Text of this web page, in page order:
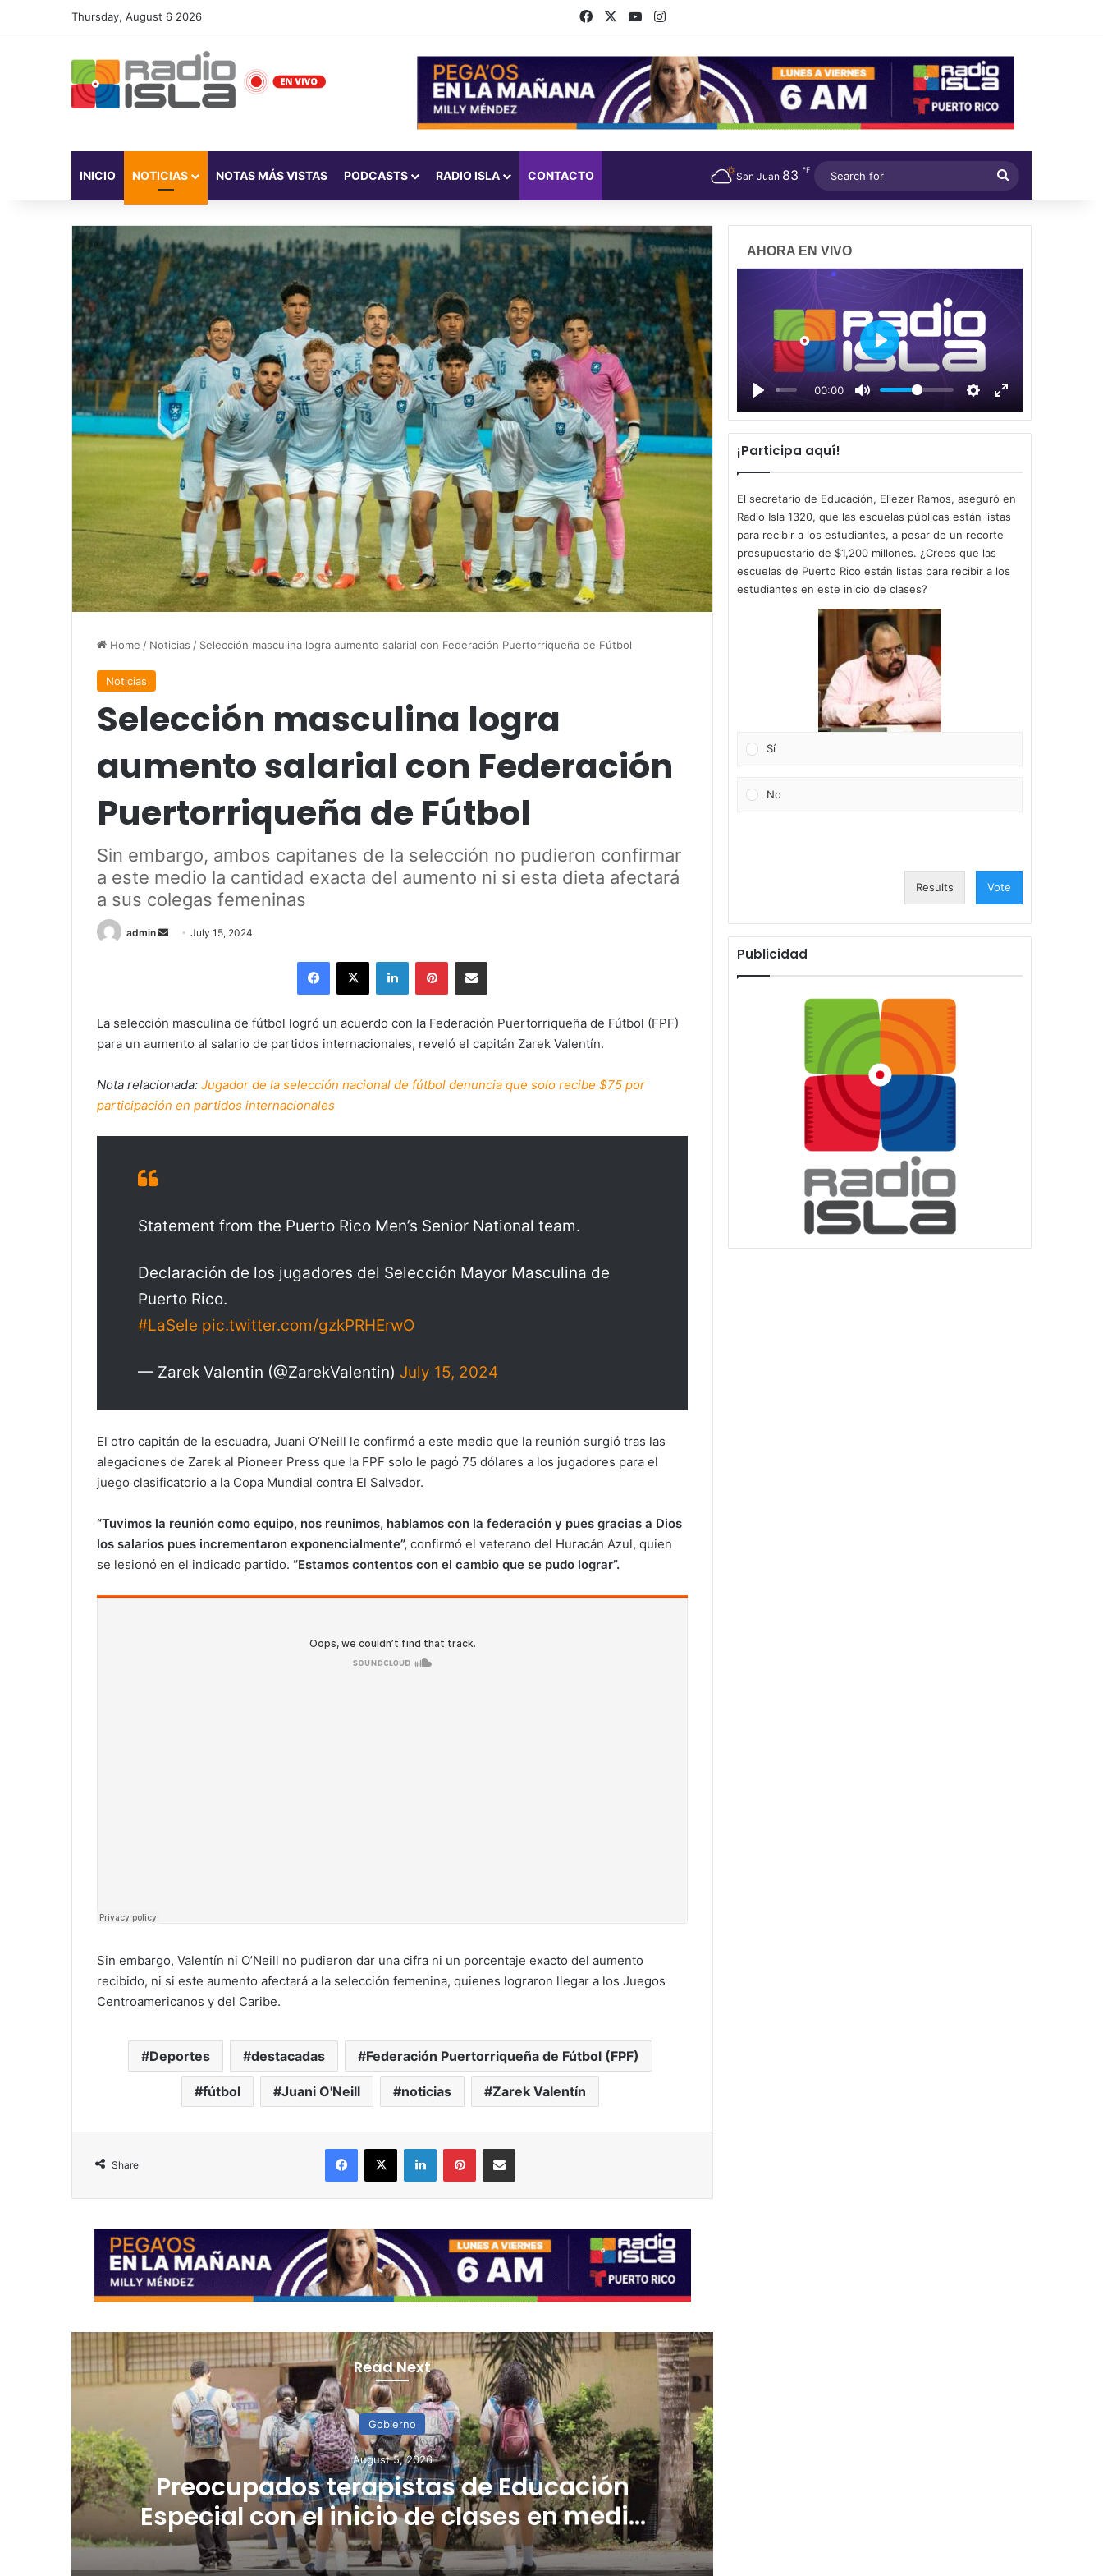
Thursday, August 6 2026 FacebookYouTubeInstagram
INICIO NOTICIAS NOTAS MÁS VISTAS PODCASTS RADIO ISLA CONTACTO San Juan 83 ℉
for
Home / Noticias / Selección masculina logra aumento salarial con Federación Puertorriqueña de Fútbol
Noticias
Selección masculina logra
aumento salarial con Federación
Puertorriqueña de Fútbol
Sin embargo, ambos capitanes de la selección no pudieron confirmar
a este medio la cantidad exacta del aumento ni si esta dieta afectará
a sus colegas femeninas
admin
Send July 15, 2024
Facebook
X LinkedInPinterestShare via Email
La selección masculina de fútbol logró un acuerdo con la Federación Puertorriqueña de Fútbol (FPF)
para un aumento al salario de partidos internacionales, reveló el capitán Zarek Valentín.
Nota relacionada: Jugador de la selección nacional de fútbol denuncia que solo recibe $75 por
participación en partidos internacionales
Statement from the Puerto Rico Men’s Senior National team.
Declaración de los jugadores del Selección Mayor Masculina de
Puerto Rico.
#LaSele pic.twitter.com/gzkPRHErwO
— Zarek Valentin (@ZarekValentin) July 15, 2024
El otro capitán de la escuadra, Juani O’Neill le confirmó a este medio que la reunión surgió tras las
alegaciones de Zarek al Pioneer Press que la FPF solo le pagó 75 dólares a los jugadores para el
juego clasificatorio a la Copa Mundial contra El Salvador.
“Tuvimos la reunión como equipo, nos reunimos, hablamos con la federación y pues gracias a Dios
los salarios pues incrementaron exponencialmente”, confirmó el veterano del Huracán Azul, quien
se lesionó en el indicado partido. “Estamos contentos con el cambio que se pudo lograr”.
Sin embargo, Valentín ni O’Neill no pudieron dar una cifra ni un porcentaje exacto del aumento
recibido, ni si este aumento afectará a la selección femenina, quienes lograron llegar a los Juegos
Centroamericanos y del Caribe.
Deportes destacadas Federación Puertorriqueña de Fútbol (FPF)
fútbol Juani O'Neill noticias Zarek Valentín
Share
Facebook
X LinkedInPinterestShare via Email
Read Next
Gobierno
August 5, 2026
Preocupados terapistas de Educación
Especial con el inicio de clases en medio
de la sequía y la falta de pagos
AHORA EN VIVO
00:00
P
l
a
y
¡Participa aquí!
El secretario de Educación, Eliezer Ramos, aseguró en
Radio Isla 1320, que las escuelas públicas están listas
para recibir a los estudiantes, a pesar de un recorte
presupuestario de $1,200 millones. ¿Crees que las
escuelas de Puerto Rico están listas para recibir a los
estudiantes en este inicio de clases?
Sí
No
Results Vote
Publicidad